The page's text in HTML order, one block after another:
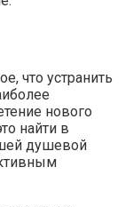
что устранить
нового
найти в
душевой